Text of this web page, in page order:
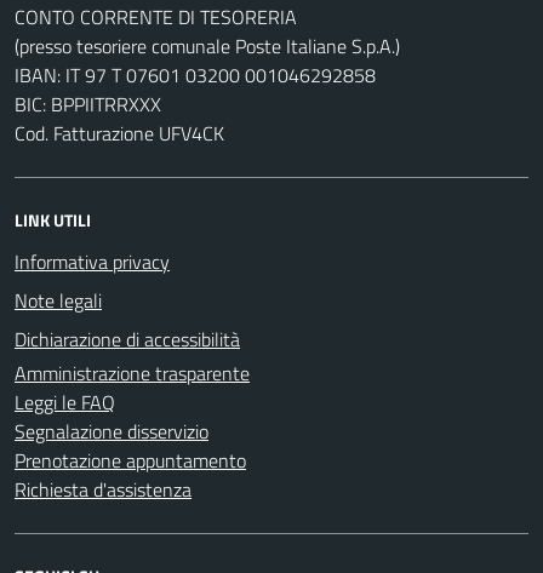
CONTO CORRENTE DI TESORERIA
(presso tesoriere comunale Poste Italiane S.p.A.)
IBAN: IT 97 T 07601 03200 001046292858
BIC: BPPIITRRXXX
Cod. Fatturazione UFV4CK
LINK UTILI
Informativa privacy
Note legali
Dichiarazione di accessibilità
Amministrazione trasparente
Leggi le FAQ
Segnalazione disservizio
Prenotazione appuntamento
Richiesta d'assistenza